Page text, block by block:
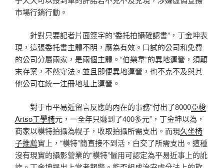
市場行銷行動。
針對只要記者片面簽字的“委托拍攝確認書”，丁金坤表
現，這張委托書主體不明，應為有效。口試的公司和免費
的公司分屬兩家，是兩個主體。“伯樂韋”的異地運營，須顛
末存案，不然守法。並且即便異地運營，也不克不及與其
他公司在統一注冊地址上運營。
對于市平易近留言反應的內在的事務“付出了8000亞梭
Artso工學椅元，一全年只賺到了400多元”，丁金坤以為，
商家以模特拍攝為幌子，收取拍攝所需支出。而現久坐椅
子推薦實上，“模特”簡直接不到活，白交了所需支出。這種
沒有現實的攝影營業的“模特”僱用可認定為平易近事上的訛